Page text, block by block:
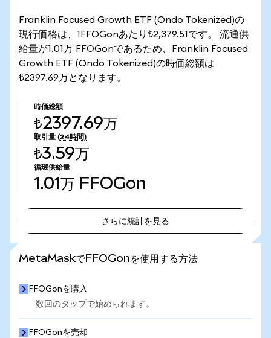
Franklin Focused Growth ETF (Ondo Tokenized)の
現行価格は、1FFOGonあたり₺2,379.51です。 流通供
給量が1.01万 FFOGonであるため、Franklin Focused
Growth ETF (Ondo Tokenized)の時価総額は
₺2397.69万となります。
時価総額
₺2397.69万
取引量 (24時間)
₺3.59万
循環供給量
1.01万 FFOGon
さらに統計を見る
MetaMaskでFFOGonを使用する方法
FFOGonを購入
数回のタップで始められます。
FFOGonを売却